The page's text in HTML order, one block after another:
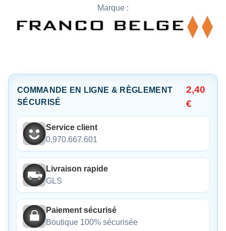
Marque :
COMMANDE EN LIGNE & RÈGLEMENT
SÉCURISÉ
2,40
€
Service client
0.970.667.601
Livraison rapide
GLS
Paiement sécurisé
Boutique 100% sécurisée